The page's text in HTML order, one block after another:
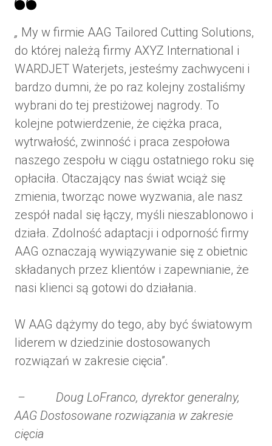
„ My w firmie AAG Tailored Cutting Solutions,
do której należą firmy AXYZ International i
WARDJET Waterjets, jesteśmy zachwyceni i
bardzo dumni, że po raz kolejny zostaliśmy
wybrani do tej prestiżowej nagrody. To
kolejne potwierdzenie, że ciężka praca,
wytrwałość, zwinność i praca zespołowa
naszego zespołu w ciągu ostatniego roku się
opłaciła. Otaczający nas świat wciąż się
zmienia, tworząc nowe wyzwania, ale nasz
zespół nadal się łączy, myśli nieszablonowo i
działa. Zdolność adaptacji i odporność firmy
AAG oznaczają wywiązywanie się z obietnic
składanych przez klientów i zapewnianie, że
nasi klienci są gotowi do działania.
W AAG dążymy do tego, aby być światowym
liderem w dziedzinie dostosowanych
rozwiązań w zakresie cięcia”.
– Doug LoFranco, dyrektor generalny,
AAG Dostosowane rozwiązania w zakresie
cięcia